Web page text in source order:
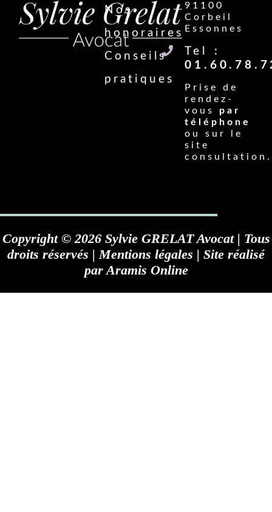
Nos
honoraires
Conseils
pratiques
91100
Corbeil
Essonnes
Tel :
Prise de
rendez-
vous par
téléphone
ou sur le
site
Copyright © 2026 Sylvie GRELAT Avocat | Tous
droits réservés |Mentions légales | Site réalisé
parAramis Online